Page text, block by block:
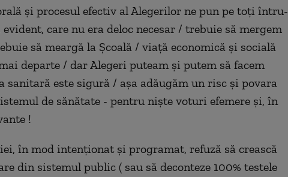
și procesul efectiv al Alegerilor ne pun pe toți întru-
care nu era deloc necesar / trebuie să mergem
să meargă la Școală / viață economică și socială
departe / dar Alegeri puteam și putem să facem
sanitară este sigură / așa adăugăm un risc și povara
de sănătate - pentru niște voturi efemere și, în
!
în mod intenționat și programat, refuză să crească
din sistemul public ( sau să deconteze 100% testele